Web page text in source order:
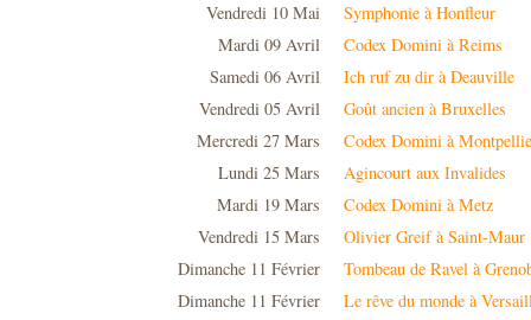
Vendredi 10 Mai
Symphonie à Honfleur
Mardi 09 Avril
Codex Domini à Reims
Samedi 06 Avril
Ich ruf zu dir à Deauville
Vendredi 05 Avril
Goût ancien à Bruxelles
Mercredi 27 Mars
Codex Domini à
Lundi 25 Mars
Agincourt aux Invalides
Mardi 19 Mars
Codex Domini à Metz
Vendredi 15 Mars
Olivier Greif à Saint-Maur
Dimanche 11 Février
Tombeau de Ravel à
Dimanche 11 Février
Le rêve du monde à